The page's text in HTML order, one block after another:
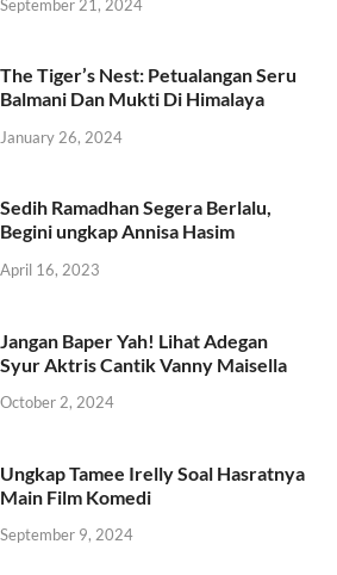
September 21, 2024
The Tiger’s Nest: Petualangan Seru
Balmani Dan Mukti Di Himalaya
January 26, 2024
Sedih Ramadhan Segera Berlalu,
Begini ungkap Annisa Hasim
April 16, 2023
Jangan Baper Yah! Lihat Adegan
Syur Aktris Cantik Vanny Maisella
October 2, 2024
Ungkap Tamee Irelly Soal Hasratnya
Main Film Komedi
September 9, 2024